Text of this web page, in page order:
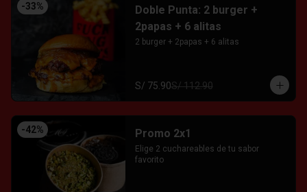
-33%
Doble Punta: 2 burger +
2papas + 6 alitas
2 burger + 2papas + 6 alitas
S/ 75.90S/ 112.90
-42% Promo 2x1
Elige 2 cuchareables de tu sabor
favorito